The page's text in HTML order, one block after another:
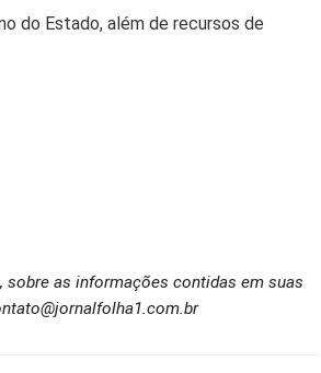
do Estado, além de recursos de
as informações contidas em suas